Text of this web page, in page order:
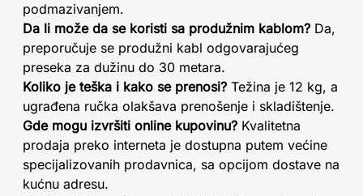
podmazivanjem.
Da li može da se koristi sa produžnim kablom? Da,
preporučuje se produžni kabl odgovarajućeg
preseka za dužinu do 30 metara.
Koliko je teška i kako se prenosi? Težina je 12 kg, a
ugrađena ručka olakšava prenošenje i skladištenje.
Gde mogu izvršiti online kupovinu? Kvalitetna
prodaja preko interneta je dostupna putem većine
specijalizovanih prodavnica, sa opcijom dostave na
kućnu adresu.